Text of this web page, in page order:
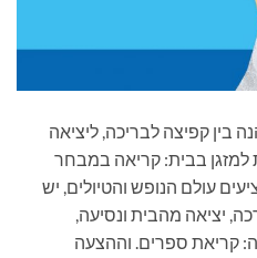
בין קפיצה לבריכה, ליציאה
למזגן בבית: קריאה במבחר
עולם הנופש והטיולים, יש
יציאה מהבית ונסיעה,
קריאת ספרים. וההצעה